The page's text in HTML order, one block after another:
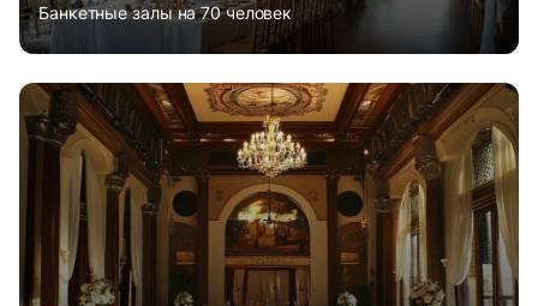
Банкетные залы на 70 человек